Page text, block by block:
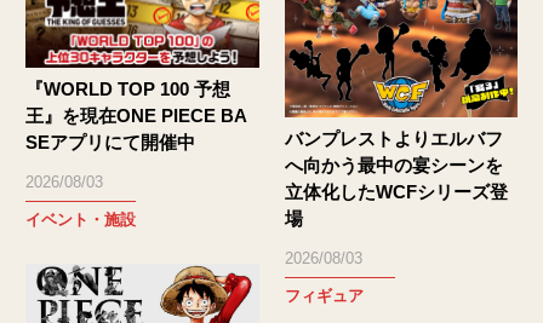
バンプレストよりエルバフ
へ向かう最中の宴シーンを
立体化したWCFシリーズ登
場
2026/08/03
フィギュア
『WORLD TOP 100 予想
王』を現在ONE PIECE BA
SEアプリにて開催中
2026/08/03
イベント・施設